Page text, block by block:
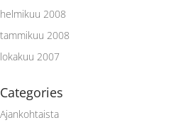
helmikuu 2008
tammikuu 2008
lokakuu 2007
Categories
Ajankohtaista